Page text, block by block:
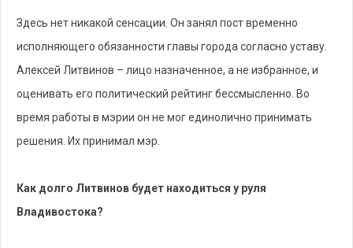
Здесь нет никакой сенсации. Он занял пост временно
исполняющего обязанности главы города согласно уставу.
Алексей Литвинов – лицо назначенное, а не избранное, и
оценивать его политический рейтинг бессмысленно. Во
время работы в мэрии он не мог единолично принимать
решения. Их принимал мэр.
Как долго Литвинов будет находиться у руля
Владивостока?